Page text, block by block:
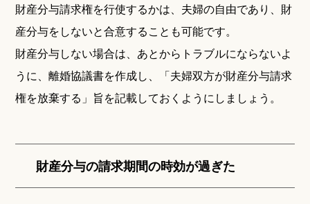
財産分与請求権を行使するかは、夫婦の自由であり、財
産分与をしないと合意することも可能です。
財産分与しない場合は、あとからトラブルにならないよ
うに、離婚協議書を作成し、「夫婦双方が財産分与請求
権を放棄する」旨を記載しておくようにしましょう。
財産分与の請求期間の時効が過ぎた